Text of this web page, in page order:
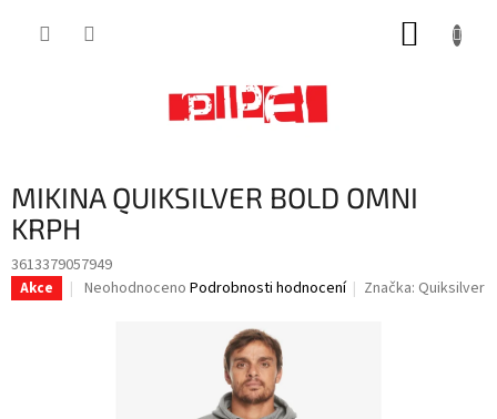
MIKINA QUIKSILVER BOLD OMNI
KRPH
3613379057949
Akce
Průměrné
Neohodnoceno Podrobnosti hodnocení Značka: Quiksilver